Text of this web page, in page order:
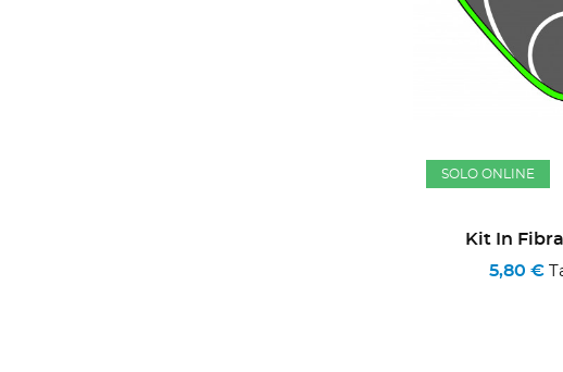
SOLO ONLINE
Kit In
5,80 €